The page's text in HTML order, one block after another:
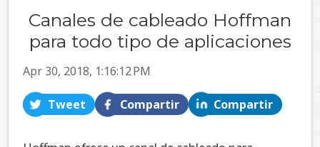
Canales de cableado Hoffman
para todo tipo de aplicaciones
Apr 30, 2018, 1:16:12 PM
Tweet Compartir Compartir